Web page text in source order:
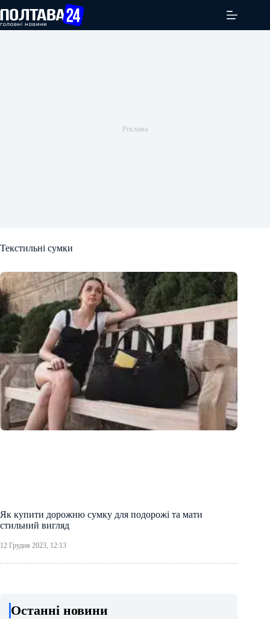
вмісту
Текстильні сумки
Як купити дорожню сумку для подорожі та мати
стильний вигляд
12 Грудня 2023, 12:13
Останні новини